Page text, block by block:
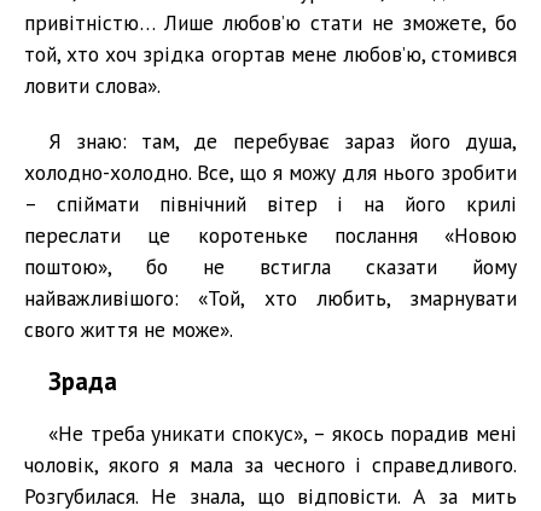
привітністю… Лише любов’ю стати не зможете, бо
той, хто хоч зрідка огортав мене любов’ю, стомився
ловити слова».
Я знаю: там, де перебуває зараз його душа,
холодно-холодно. Все, що я можу для нього зробити
– спіймати північний вітер і на його крилі
переслати це коротеньке послання «Новою
поштою», бо не встигла сказати йому
найважливішого: «Той, хто любить, змарнувати
свого життя не може».
Зрада
«Не треба уникати спокус», – якось порадив мені
чоловік, якого я мала за чесного і справедливого.
Розгубилася. Не знала, що відповісти. А за мить